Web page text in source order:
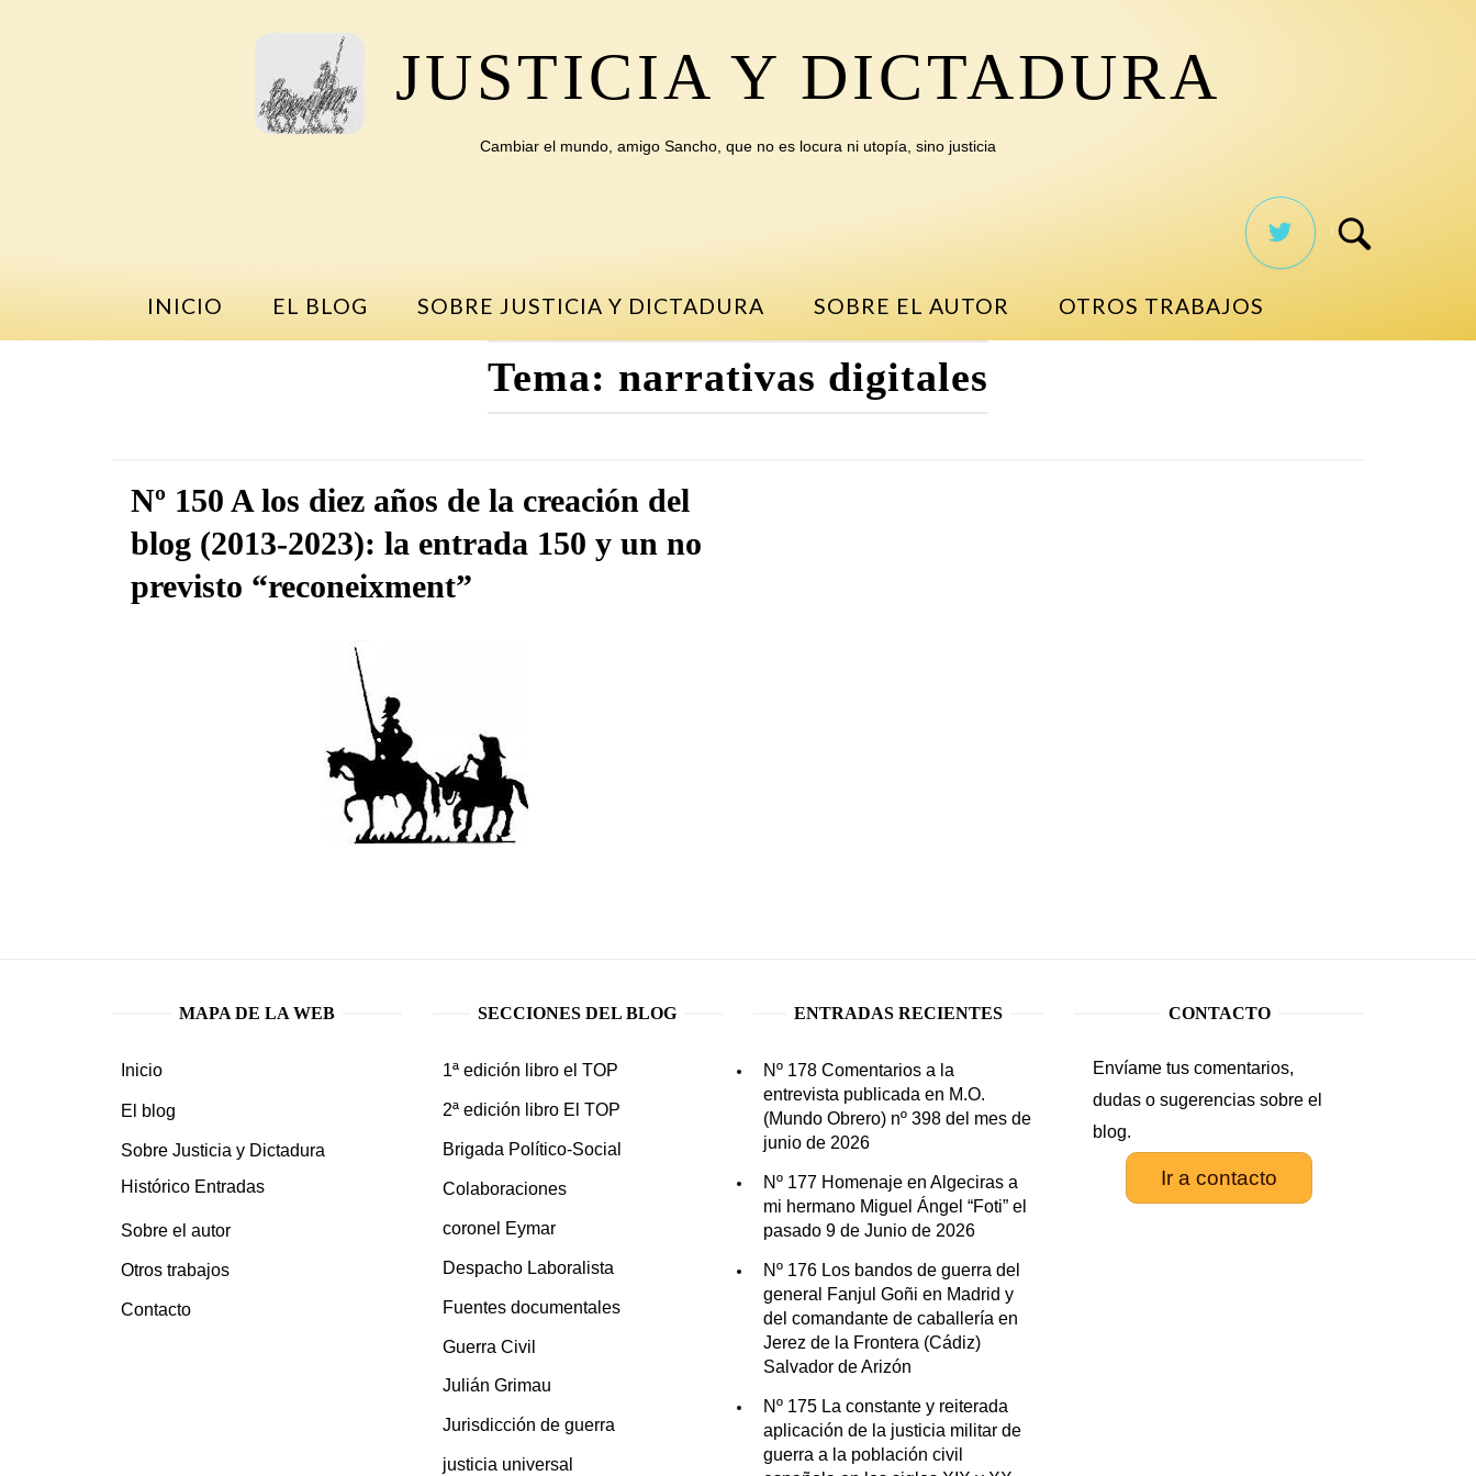
JUSTICIA Y DICTADURA
Cambiar el mundo, amigo Sancho, que no es locura ni utopía, sino justicia
INICIO EL BLOG SOBRE JUSTICIA Y DICTADURA SOBRE EL AUTOR OTROS TRABAJOS
Tema: narrativas digitales
Nº 150 A los diez años de la creación del
blog (2013-2023): la entrada 150 y un no
previsto “reconeixment”
MAPA DE LA WEB
Inicio
El blog
Sobre Justicia y Dictadura
Histórico Entradas
Sobre el autor
Otros trabajos
Contacto
SECCIONES DEL BLOG
1ª edición libro el TOP
2ª edición libro El TOP
Brigada Político-Social
Colaboraciones
coronel Eymar
Despacho Laboralista
Fuentes documentales
Guerra Civil
Julián Grimau
Jurisdicción de guerra
justicia universal
ENTRADAS RECIENTES
Nº 178 Comentarios a la
entrevista publicada en M.O.
(Mundo Obrero) nº 398 del mes de
junio de 2026
Nº 177 Homenaje en Algeciras a
mi hermano Miguel Ángel “Foti” el
pasado 9 de Junio de 2026
Nº 176 Los bandos de guerra del
general Fanjul Goñi en Madrid y
del comandante de caballería en
Jerez de la Frontera (Cádiz)
Salvador de Arizón
Nº 175 La constante y reiterada
aplicación de la justicia militar de
guerra a la población civil
CONTACTO
Envíame tus comentarios,
dudas o sugerencias sobre el
blog.
Ir a contacto